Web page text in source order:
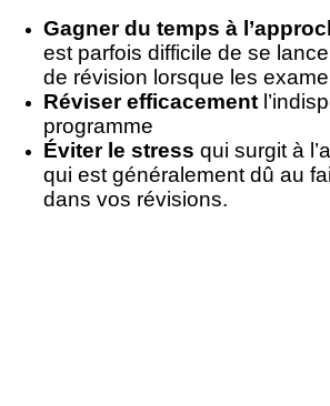
Gagner du temps à
est parfois difficile de se
de révision lorsque les
Réviser efficacement
programme
Éviter le stress qui surgit à
qui est généralement dû au
dans vos révisions.